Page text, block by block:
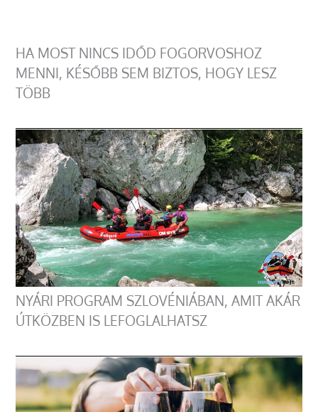
HA MOST NINCS IDŐD FOGORVOSHOZ
MENNI, KÉSŐBB SEM BIZTOS, HOGY LESZ
TÖBB
NYÁRI PROGRAM SZLOVÉNIÁBAN, AMIT AKÁR
ÚTKÖZBEN IS LEFOGLALHATSZ